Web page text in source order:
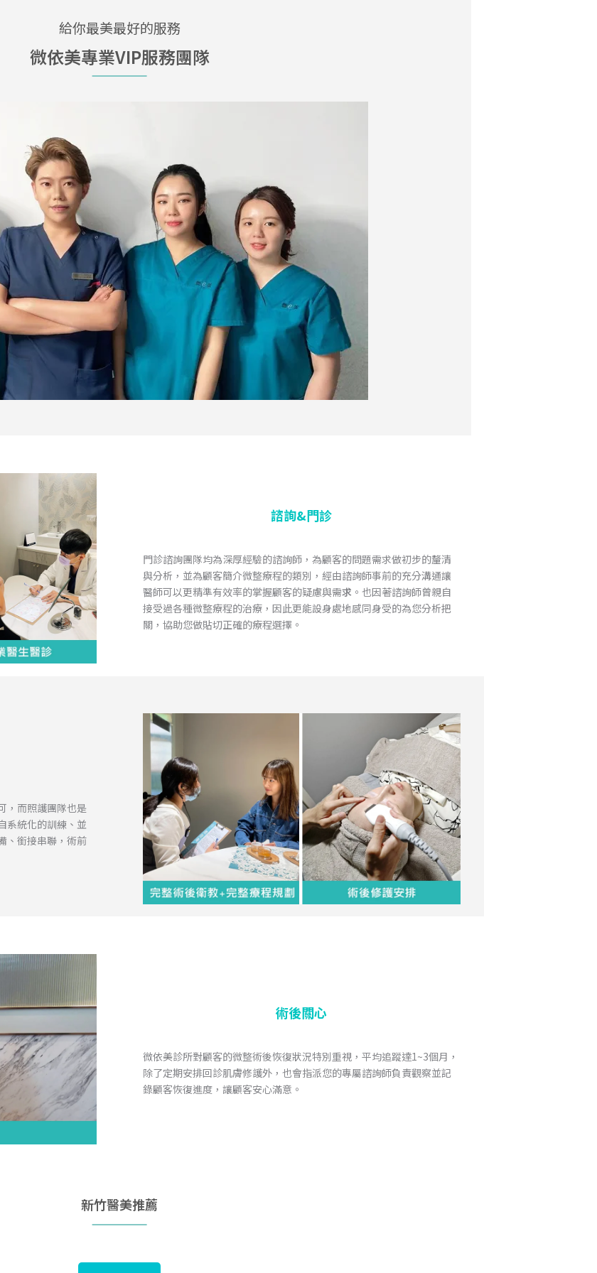
給你最美最好的服務
微依美專業VIP服務團隊
諮詢&門診
門診諮詢團隊均為深厚經驗的諮詢師，為顧客的問題需求做初步的釐清
與分析，並為顧客簡介微整療程的類別，經由諮詢師事前的充分溝通讓
醫師可以更精準有效率的掌握顧客的疑慮與需求 。也因著諮詢師曾親自
接受過各種微整療程的治療，因此更能設身處地感同身受的為您分析把
關，協助您做貼切正確的療程選擇。
，而照護團隊也是
系統化的訓練、並
、銜接串聯，術前
術後關心
微依美診所對顧客的微整術後恢復狀況特別重視，平均追蹤達1~3個月，
除了定期安排回診肌膚修護外，也會指派您的專屬諮詢師負責觀察並記
錄顧客恢復進度，讓顧客安心滿意。
新竹醫美推薦